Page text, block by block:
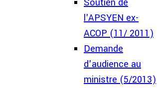
l'APSYEN ex-
ACOP (11/ 2011)
Demande
d'audience au
ministre (5/2013)